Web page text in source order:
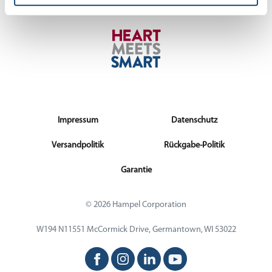
Impressum Datenschutz
Versandpolitik Rückgabe-Politik
Garantie
© 2026 Hampel Corporation
W194 N11551 McCormick Drive, Germantown, WI 53022